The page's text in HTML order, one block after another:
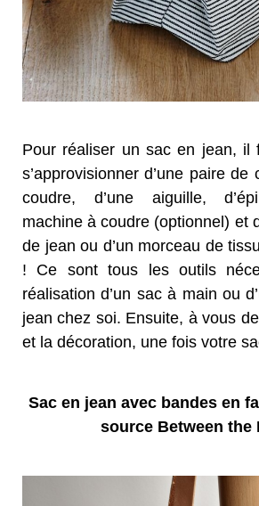
Pour réaliser un sac en jean, il
s’approvisionner d’une paire
coudre, d’une aiguille,
machine à coudre (optionnel) et
de jean ou d’un morceau de tissu
! Ce sont tous les outils
réalisation d’un sac à main ou
jean chez soi. Ensuite, à vous
et la décoration, une fois votre
Sac en jean avec bandes en
source Between the